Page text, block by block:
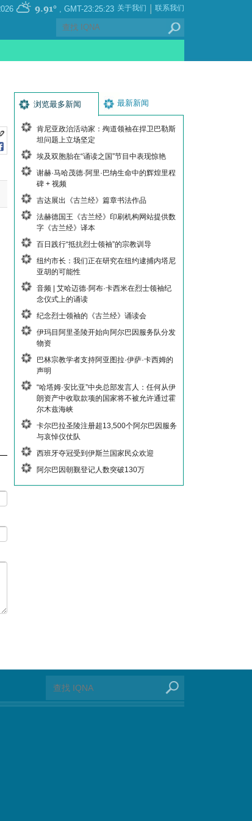
GMT-23:25:23
, Friday 07 August 2026
9.91° 联系我们
|
关于我们
浏览最多新闻 最新新闻
肯尼亚政治活动家：殉道领袖在捍卫巴勒斯
坦问题上立场坚定
埃及双胞胎在“诵读之国”节目中表现惊艳
谢赫·马哈茂德·阿里·巴纳生命中的辉煌里程
碑 + 视频
吉达展出《古兰经》篇章书法作品
法赫德国王《古兰经》印刷机构网站提供数
字《古兰经》译本
百日践行“抵抗烈士领袖”的宗教训导
纽约市长：我们正在研究在纽约逮捕内塔尼
亚胡的可能性
音频 | 艾哈迈德·阿布·卡西米在烈士领袖纪
念仪式上的诵读
纪念烈士领袖的《古兰经》诵读会
伊玛目阿里圣陵开始向阿尔巴因服务队分发
物资
巴林宗教学者支持阿亚图拉·伊萨·卡西姆的
声明
“哈塔姆·安比亚”中央总部发言人：任何从伊
朗资产中收取款项的国家将不被允许通过霍
尔木兹海峡
卡尔巴拉圣陵注册超13,500个阿尔巴因服务
与哀悼仪仗队
西班牙夺冠受到伊斯兰国家民众欢迎
阿尔巴因朝觐登记人数突破130万